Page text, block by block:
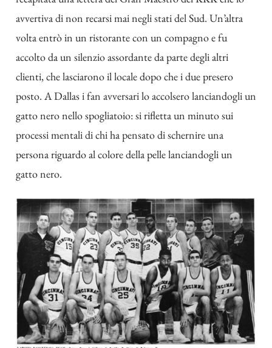
avvertiva di non recarsi mai negli stati del Sud. Un’altra
volta entrò in un ristorante con un compagno e fu
accolto da un silenzio assordante da parte degli altri
clienti, che lasciarono il locale dopo che i due presero
posto. A Dallas i fan avversari lo accolsero lanciandogli un
gatto nero nello spogliatoio: si rifletta un minuto sui
processi mentali di chi ha pensato di schernire una
persona riguardo al colore della pelle lanciandogli un
gatto nero.